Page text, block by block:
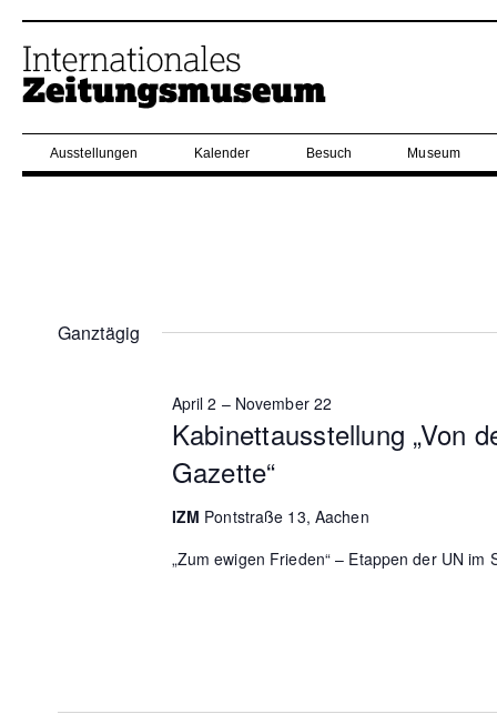
Ausstellungen Kalender Besuch Museum
Ganztägig
Kabinettausstellung „Von
Gazette“
April 2 – November 22
IZM Pontstraße 13, Aachen
„Zum ewigen Frieden“ – Etappen der UN im